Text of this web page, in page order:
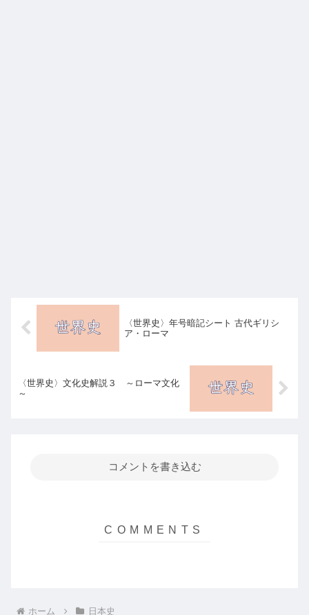
〈世界史〉年号暗記シート 古代ギリシ
ア・ローマ
〈世界史〉文化史解説３ ～ローマ文化
～
コメントを書き込む
ホーム 日本史